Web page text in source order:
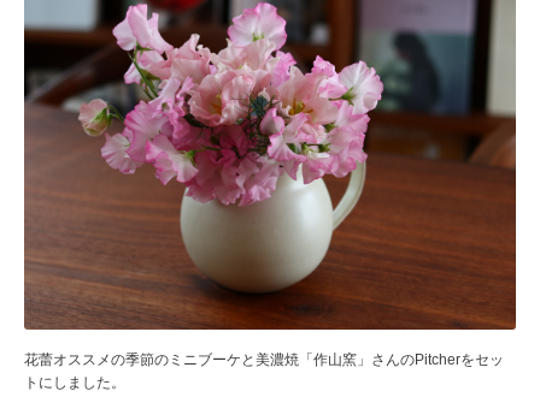
花蕾オススメの季節のミニブーケと美濃焼「作山窯」さんのPitcherをセッ
トにしました。